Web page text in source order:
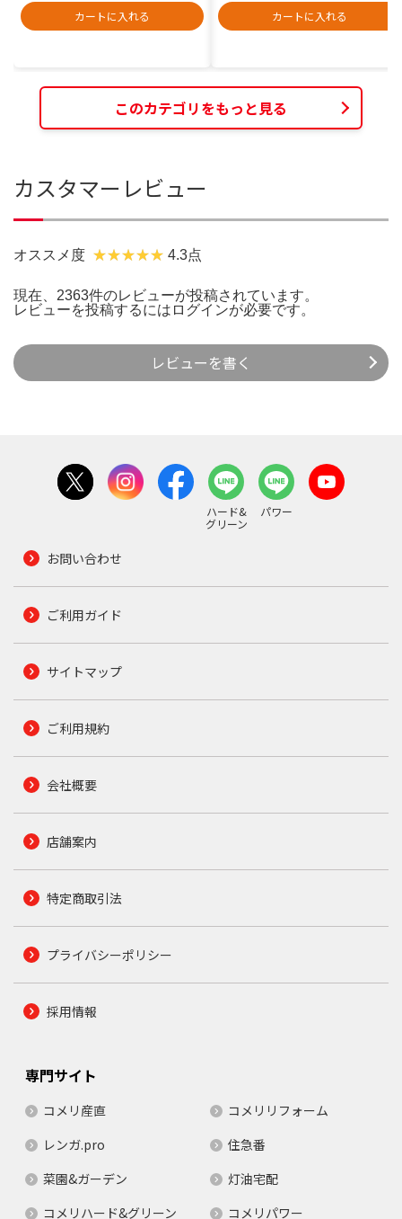
カートに入れる
カートに入れる
このカテゴリをもっと見る
カスタマーレビュー
オススメ度 4.3点
現在、2363件のレビューが投稿されています。
レビューを投稿するには ログインが必要です。
レビューを書く
ハード&
グリーン
パワー
お問い合わせ
ご利用ガイド
サイトマップ
ご利用規約
会社概要
店舗案内
特定商取引法
プライバシーポリシー
採用情報
専門サイト
コメリ産直
コメリリフォーム
レンガ.pro
住急番
菜園&ガーデン
灯油宅配
コメリハード&グリーン
コメリパワー